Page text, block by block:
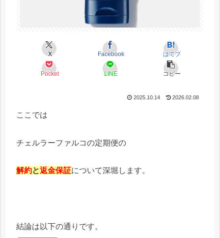
X Facebook はてブ
Pocket LINE コピー
2025.10.14 2026.02.08
ここでは
チェルラーファルコの定期便の
解約と返金保証について深堀します。
結論は以下の通りです。